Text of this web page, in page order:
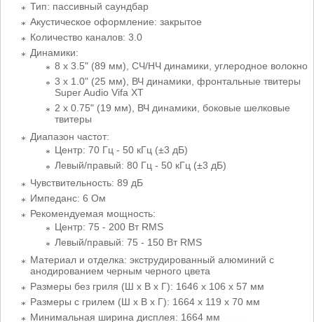
Тип: пассивный саундбар
Акустическое оформление: закрытое
Количество каналов: 3.0
Динамики:
8 х 3.5" (89 мм), СЧ/НЧ динамики, углеродное волокно
3 х 1.0" (25 мм), ВЧ динамики, фронтальные твитеры
Super Audio Vifa XT
2 х 0.75" (19 мм), ВЧ динамики, боковые шелковые
твитеры
Диапазон частот:
Центр: 70 Гц - 50 кГц (±3 дБ)
Левый/правый: 80 Гц - 50 кГц (±3 дБ)
Чувствительность: 89 дБ
Импеданс: 6 Ом
Рекомендуемая мощность:
Центр: 75 - 200 Вт RMS
Левый/правый: 75 - 150 Вт RMS
Материал и отделка: экструдированный алюминий с
анодированием черным черного цвета
Размеры без гриля (Ш x В x Г): 1646 x 106 x 57 мм
Размеры с грилем (Ш x В x Г): 1664 x 119 x 70 мм
Минимальная ширина дисплея: 1664 мм